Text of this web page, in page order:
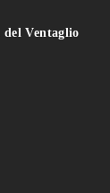
del Ventaglio